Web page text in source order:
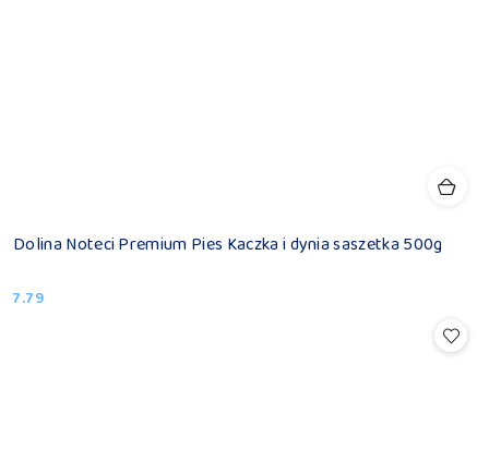
Dolina Noteci Premium Pies Kaczka i dynia saszetka 500g
Cena:
7.79